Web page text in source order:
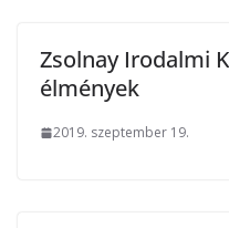
Zsolnay Irodalmi
élmények
2019. szeptember 19.